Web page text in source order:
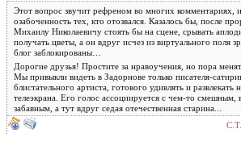
Этот вопрос звучит рефреном во многих комментариях,
озабоченность тех, кто отозвался. Казалось бы, после
Михаилу Николаевичу стоять бы на сцене, срывать
получать цветы, а он вдруг исчез из виртуального поля
блог заблокированы…
Дорогие друзья! Простите за нравоучения, но пора
Мы привыкли видеть в Задорнове только писателя-
блистательного артиста, готового удивлять и развлекать
телеэкрана. Его голос ассоциируется с чем-то смешным,
забавным, а тут вдруг седая отечественная старина...